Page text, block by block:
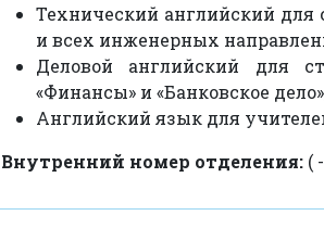
Технический английский для
и всех инженерных
Деловой английский для
«Финансы» и «Банковское
Английский язык для
Внутренний номер отделения: (